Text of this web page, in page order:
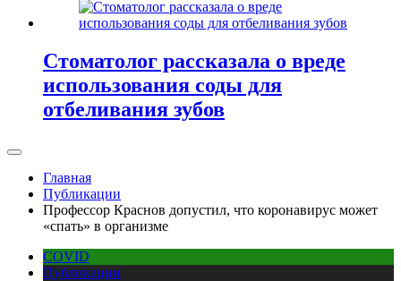
Стоматолог рассказала о вреде
использования соды для
отбеливания зубов
Главная
Публикации
Профессор Краснов допустил, что коронавирус может
«спать» в организме
COVID
Публикации